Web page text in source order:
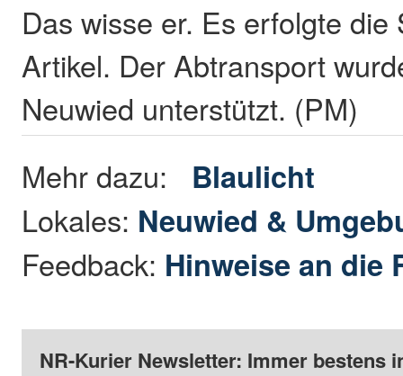
Das wisse er. Es erfolgte
Artikel. Der Abtransport
Neuwied unterstützt. (PM)
Mehr dazu: Blaulicht
Lokales: Neuwied &
Feedback: Hinweise an die
NR-Kurier Newsletter: Immer bestens